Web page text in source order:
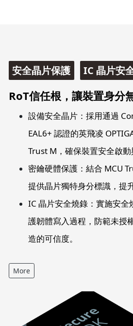
安全晶片保護 IC 晶片安
RoT信任根，讓裝置身分
設備安全晶片：採用通過
EAL6+ 認證的英飛凌
Trust M，確保裝置安全啟動
密鑰硬體保護：結合 MCU
提供晶片獨特身分標識，提
IC 晶片安全燒錄：實施安全
護韌體寫入過程，防範未授
造的可信度。
More